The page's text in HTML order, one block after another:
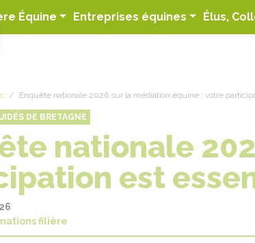
Équine Entreprises équines Élus,
Enquête nationale 2026 sur la médiation équine : votre
DE BRETAGNE
nationale
est
filière